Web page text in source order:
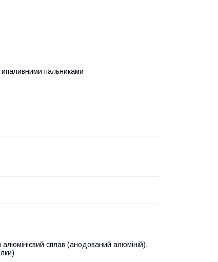
пальниками
алюмінієвий сплав (анодований алюміній),